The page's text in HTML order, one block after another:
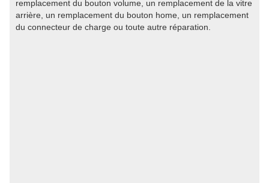
remplacement du bouton volume, un remplacement de la vitre
arrière, un remplacement du bouton home, un remplacement
du connecteur de charge ou toute autre réparation.